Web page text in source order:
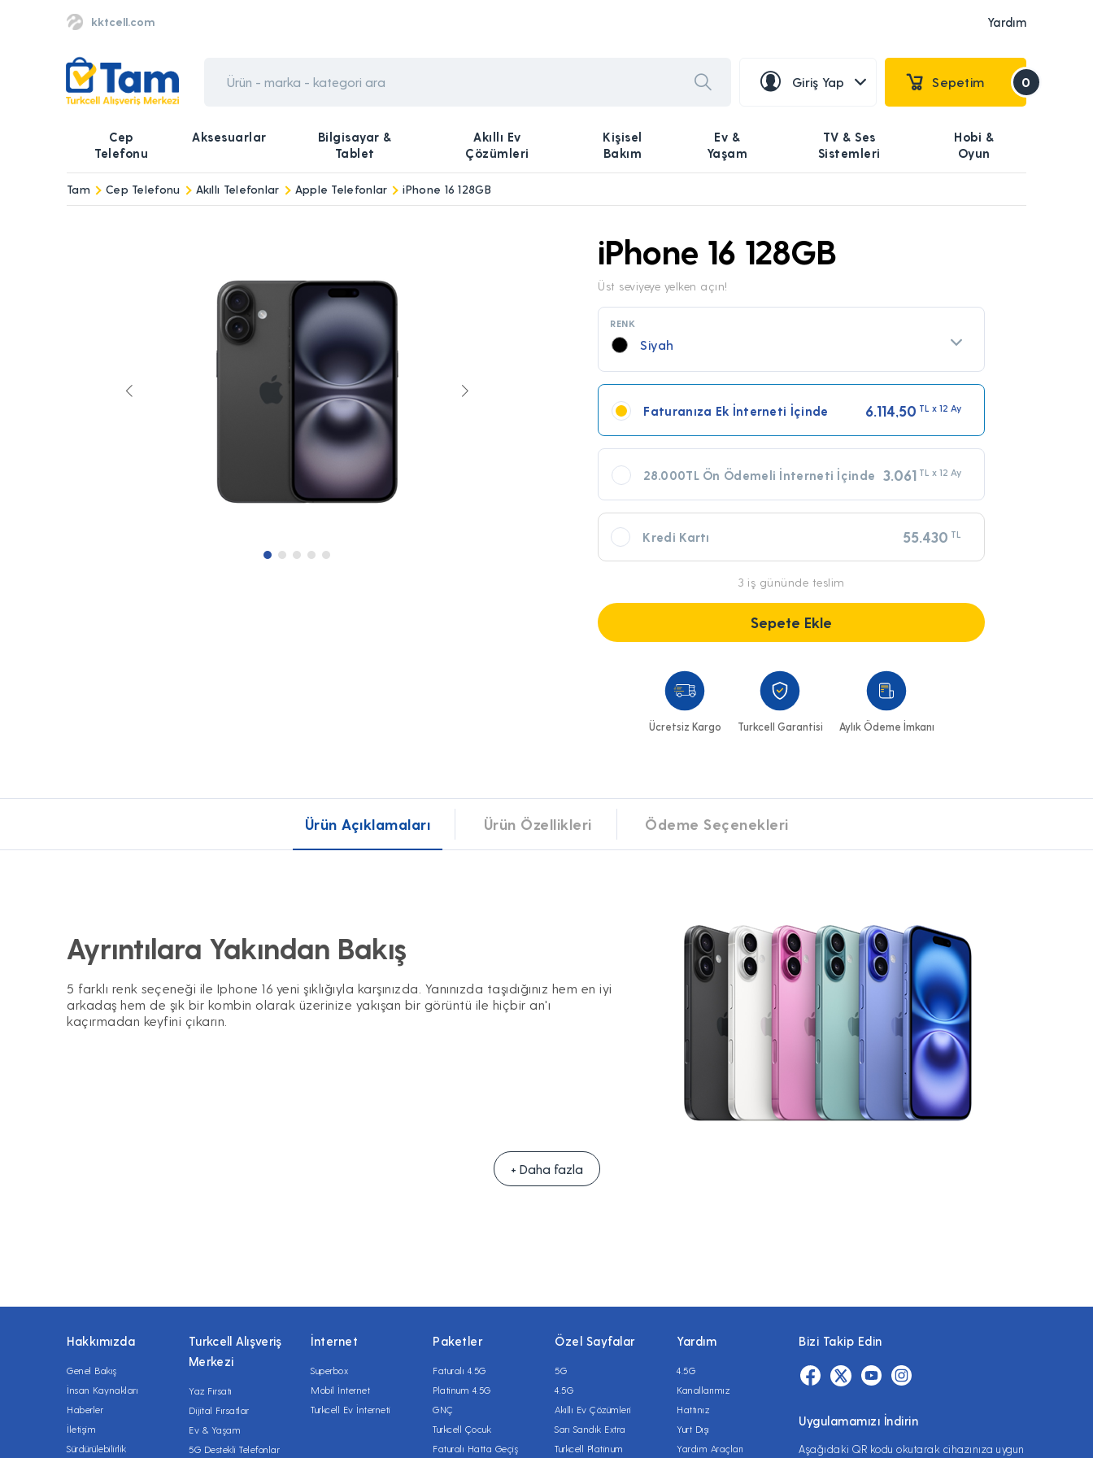
kktcell.com Yardım
Giriş Yap Sepetim 0
Cep
Telefonu
Aksesuarlar
Bilgisayar &
Tablet
Akıllı Ev
Çözümleri
Kişisel
Bakım
Ev &
Yaşam
TV & Ses
Sistemleri
Hobi &
Oyun
Tam Cep Telefonu Akıllı Telefonlar Apple Telefonlar iPhone 16 128GB
iPhone 16 128GB
Üst seviyeye yelken açın!
RENK
Siyah
Faturanıza Ek İnterneti İçinde 6.114,50 TL x 12 Ay
28.000TL Ön Ödemeli İnterneti İçinde 3.061 TL x 12 Ay
Kredi Kartı 55.430 TL
3 iş gününde teslim
Sepete Ekle
Ücretsiz Kargo Turkcell Garantisi Aylık Ödeme İmkanı
Ürün Açıklamaları Ürün Özellikleri Ödeme Seçenekleri
Ayrıntılara Yakından Bakış
5 farklı renk seçeneği ile Iphone 16 yeni şıklığıyla karşınızda. Yanınızda taşıdığınız hem en iyi
arkadaş hem de şık bir kombin olarak üzerinize yakışan bir görüntü ile hiçbir an'ı
kaçırmadan keyfini çıkarın.
+ Daha fazla
Hakkımızda
Genel Bakış
İnsan Kaynakları
Haberler
İletişim
Sürdürülebilirlik
Turkcell Alışveriş
Merkezi
Yaz Fırsatı
Dijital Fırsatlar
Ev & Yaşam
5G Destekli Telefonlar
İnternet
Superbox
Mobil İnternet
Turkcell Ev İnterneti
Paketler
Faturalı 4.5G
Platinum 4.5G
GNÇ
Turkcell Çocuk
Faturalı Hatta Geçiş
Özel Sayfalar
5G
4.5G
Akıllı Ev Çözümleri
Sarı Sandık Extra
Turkcell Platinum
Yardım
4.5G
Kanallarımız
Hattınız
Yurt Dışı
Yardım Araçları
Bizi Takip Edin
Uygulamamızı İndirin
Aşağıdaki QR kodu okutarak cihazınıza uygun